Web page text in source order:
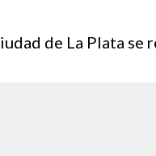
de La Plata